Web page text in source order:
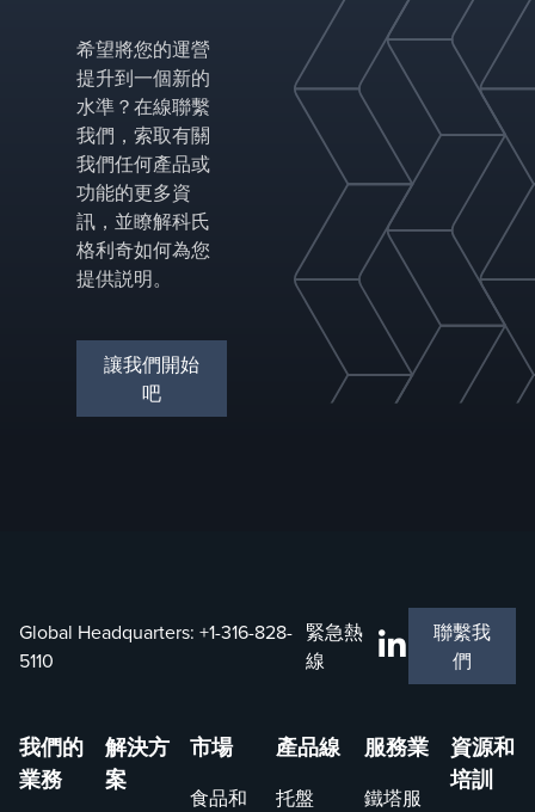
希望將您的運營
提升到一個新的
水準？在線聯繫
我們，索取有關
我們任何產品或
功能的更多資
訊，並瞭解科氏
格利奇如何為您
提供説明。
讓我們開始
吧
Global Headquarters: +1-316-828-
5110
緊急熱
線
聯繫我
們
我們的
業務
解決方
案
市場
食品和
產品線
托盤
服務業
鐵塔服
資源和
培訓